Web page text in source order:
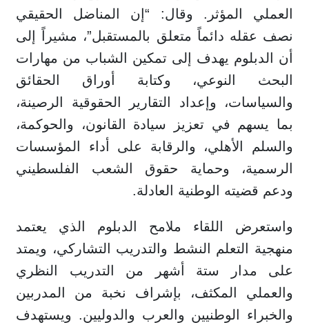
العملي المؤثر. وقال: “إن المناضل الحقيقي
نصف عقله دائماً متعلق بالمستقبل”، مشيراً إلى
أن الدبلوم يهدف إلى تمكين الشباب من مهارات
البحث النوعي، وكتابة أوراق الحقائق
والسياسات، وإعداد التقارير الحقوقية الرصينة،
بما يسهم في تعزيز سيادة القانون، والحوكمة،
والسلم الأهلي، والرقابة على أداء المؤسسات
الرسمية، وحماية حقوق الشعب الفلسطيني
ودعم قضيته الوطنية العادلة.
واستعرض اللقاء ملامح الدبلوم الذي يعتمد
منهجية التعلم النشط والتدريب التشاركي، ويمتد
على مدار ستة أشهر من التدريب النظري
والعملي المكثف، بإشراف نخبة من المدربين
والخبراء الوطنيين والعرب والدوليين. ويستهدف